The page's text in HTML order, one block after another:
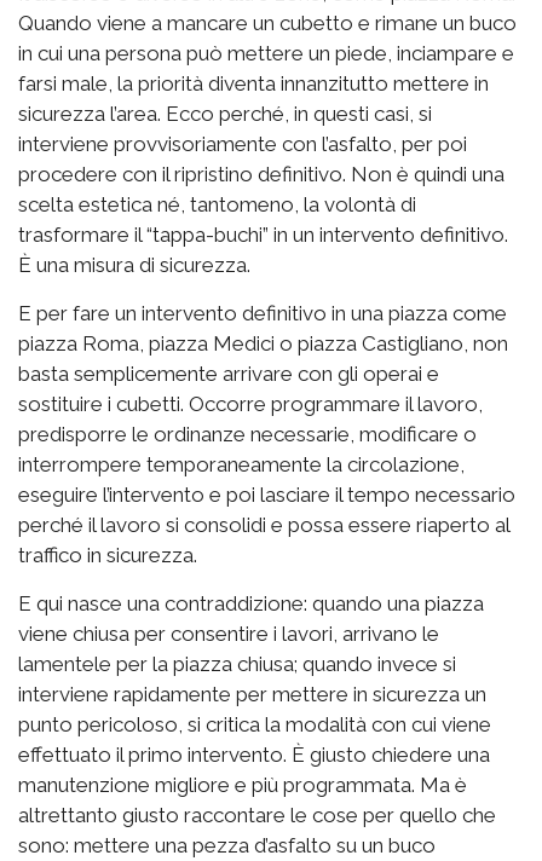
Quando viene a mancare un cubetto e rimane un buco
in cui una persona può mettere un piede, inciampare e
farsi male, la priorità diventa innanzitutto mettere in
sicurezza l’area. Ecco perché, in questi casi, si
interviene provvisoriamente con l’asfalto, per poi
procedere con il ripristino definitivo. Non è quindi una
scelta estetica né, tantomeno, la volontà di
trasformare il “tappa-buchi” in un intervento definitivo.
È una misura di sicurezza.
E per fare un intervento definitivo in una piazza come
piazza Roma, piazza Medici o piazza Castigliano, non
basta semplicemente arrivare con gli operai e
sostituire i cubetti. Occorre programmare il lavoro,
predisporre le ordinanze necessarie, modificare o
interrompere temporaneamente la circolazione,
eseguire l’intervento e poi lasciare il tempo necessario
perché il lavoro si consolidi e possa essere riaperto al
traffico in sicurezza.
E qui nasce una contraddizione: quando una piazza
viene chiusa per consentire i lavori, arrivano le
lamentele per la piazza chiusa; quando invece si
interviene rapidamente per mettere in sicurezza un
punto pericoloso, si critica la modalità con cui viene
effettuato il primo intervento. È giusto chiedere una
manutenzione migliore e più programmata. Ma è
altrettanto giusto raccontare le cose per quello che
sono: mettere una pezza d’asfalto su un buco